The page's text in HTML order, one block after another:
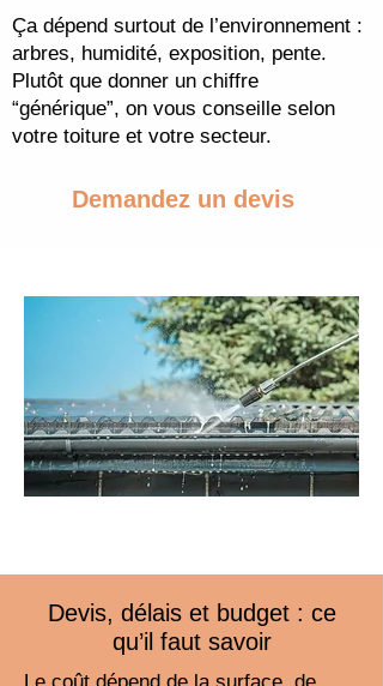
Ça dépend surtout de l’environnement :
arbres, humidité, exposition, pente.
Plutôt que donner un chiffre
“générique”, on vous conseille selon
votre toiture et votre secteur.
Demandez un devis
Devis, délais et budget : ce
qu’il faut savoir